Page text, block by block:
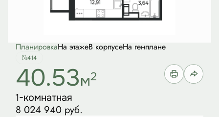
ПланировкаНа этажеВ корпусеНа генплане
№414
40.53м2
1-комнатная
8 024 940 руб.